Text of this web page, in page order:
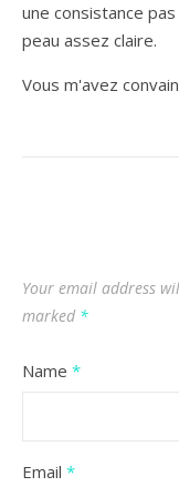
une consistance
peau assez claire.
Vous m'avez
Your email address
marked *
Name *
Email *